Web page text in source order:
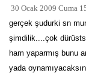
30 Ocak 2009 Cuma
gerçek şudurki sn
şimdilik....çok
ham yaparmış bunu
yada